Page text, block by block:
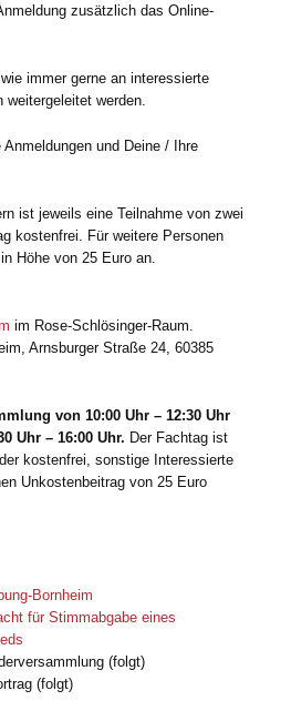
zusätzlich das Online-
immer gerne an interessierte
weitergeleitet werden.
und Deine / Ihre
ist jeweils eine Teilnahme von zwei
kostenfrei. Für weitere Personen
Höhe von 25 Euro an.
im Rose-Schlösinger-Raum.
Arnsburger Straße 24, 60385
von 10:00 Uhr – 12:30 Uhr
Uhr – 16:00 Uhr. Der Fachtag ist
kostenfrei, sonstige Interessierte
Unkostenbeitrag von 25 Euro
Bornheim
für Stimmabgabe eines
(folgt)
(folgt)